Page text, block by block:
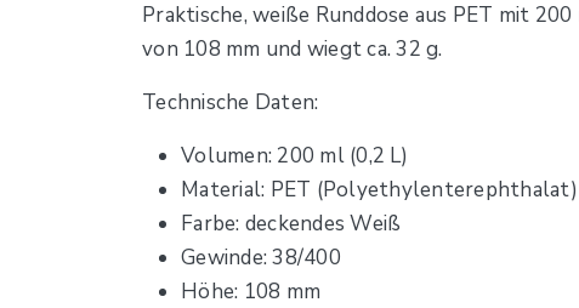
Praktische, weiße Runddose aus PET mit
von 108 mm und wiegt ca. 32 g.
Technische Daten:
Volumen: 200 ml (0,2 L)
Material: PET (Polyethylenterephthalat)
Farbe: deckendes Weiß
Gewinde: 38/400
Höhe: 108 mm